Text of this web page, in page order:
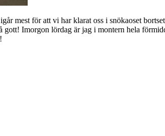
mest för att vi har klarat oss i snökaoset
Imorgon lördag är jag i montern hela